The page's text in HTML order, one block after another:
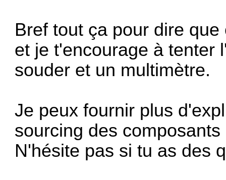
Bref tout ça pour dire
et je t'encourage à tenter
souder et un multimètre.
Je peux fournir plus
sourcing des
N'hésite pas si tu as des